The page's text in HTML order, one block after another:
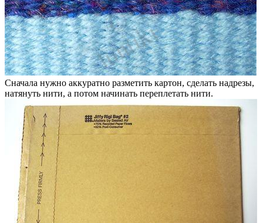
Сначала нужно аккуратно разметить картон, сделать надрезы,
натянуть нити, а потом начинать переплетать нити.